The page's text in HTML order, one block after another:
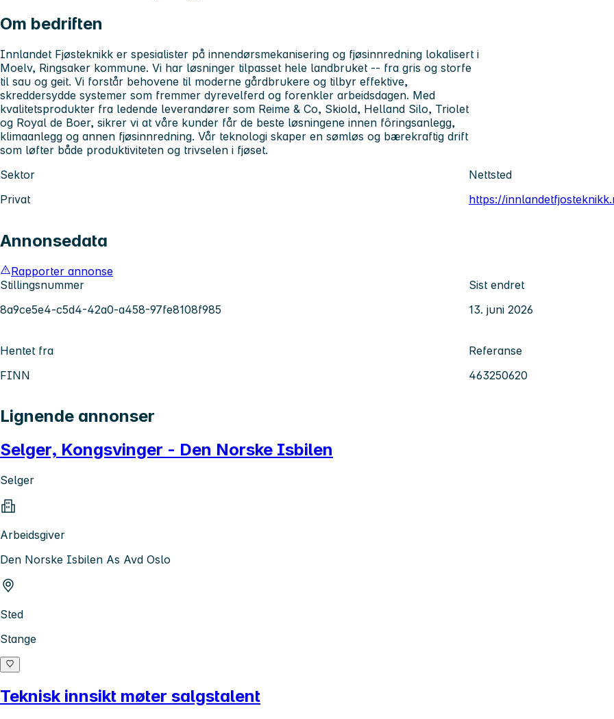
Om bedriften
Innlandet Fjøsteknikk er spesialister på innendørsmekanisering og fjøsinnredning lokalisert i
Moelv, Ringsaker kommune. Vi har løsninger tilpasset hele landbruket -- fra gris og storfe
til sau og geit. Vi forstår behovene til moderne gårdbrukere og tilbyr effektive,
skreddersydde systemer som fremmer dyrevelferd og forenkler arbeidsdagen. Med
kvalitetsprodukter fra ledende leverandører som Reime & Co, Skiold, Helland Silo, Triolet
og Royal de Boer, sikrer vi at våre kunder får de beste løsningene innen fôringsanlegg,
klimaanlegg og annen fjøsinnredning. Vår teknologi skaper en sømløs og bærekraftig drift
som løfter både produktiviteten og trivselen i fjøset.
Sektor
Privat
Nettsted
https://
Annonsedata
Rapporter annonse
Stillingsnummer
8a9ce5e4-c5d4-42a0-a458-97fe8108f985
Sist endret
13. juni 2026
Hentet fra
FINN
Referanse
463250620
Lignende annonser
Selger, Kongsvinger - Den Norske Isbilen
Selger
Arbeidsgiver
Den Norske Isbilen As Avd Oslo
Sted
Stange
Teknisk innsikt møter salgstalent